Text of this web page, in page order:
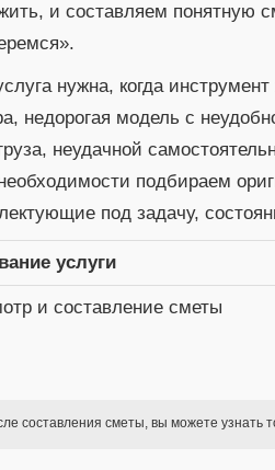
и составляем понятную
нужна, когда
недорогая модель с
неудачной
подбираем
под задачу,
услуги
и составление сметы
составления сметы, вы можете узнать